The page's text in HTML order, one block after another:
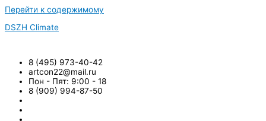
Перейти к содержимому
DSZH Climate
8 (495) 973-40-42
artcon22@mail.ru
Пон - Пят: 9:00 - 18
8 (909) 994-87-50